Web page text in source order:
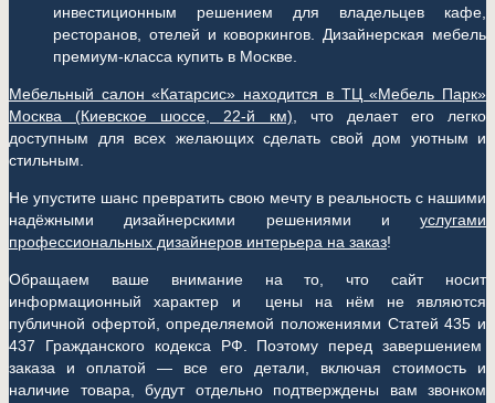
инвестиционным решением для владельцев кафе,
ресторанов, отелей и коворкингов. Дизайнерская мебель
премиум-класса купить в Москве.
Мебельный салон «Катарсис» находится в ТЦ «Мебель Парк»
Москва (Киевское шоссе, 22-й км) , что делает его легко
доступным для всех желающих сделать свой дом уютным и
стильным.
Не упустите шанс превратить свою мечту в реальность с нашими
надёжными дизайнерскими решениями и услугами
профессиональных дизайнеров интерьера на заказ!
Обращаем ваше внимание на то, что сайт носит
информационный характер и цены на нём не являются
публичной офертой, определяемой положениями Статей 435 и
437 Гражданского кодекса РФ. Поэтому перед завершением
заказа и оплатой — все его детали, включая стоимость и
наличие товара, будут отдельно подтверждены вам звонком